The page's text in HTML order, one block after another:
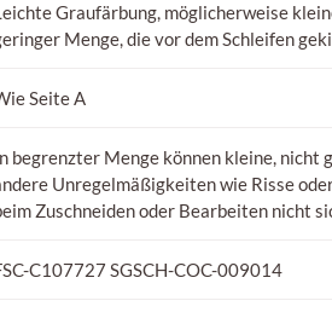
Graufärbung, möglicherweise
Menge, die vor dem Schleifen
Seite A
begrenzter Menge können kleine,
Unregelmäßigkeiten wie Risse
Zuschneiden oder Bearbeiten nicht
C107727 SGSCH-COC-009014